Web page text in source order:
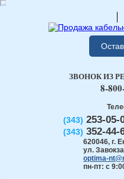
(343) 253-05-
(343) 352-44-
620046, г.
ул.
optima-
пн-пт: с
ЗВОНОК ИЗ
8-